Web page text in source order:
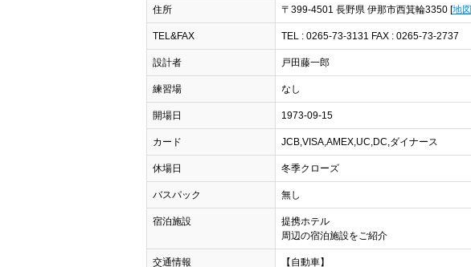
住所 〒399-4501 長野県 伊那市西箕輪3350 [地図
TEL&FAX TEL : 0265-73-3131 FAX : 0265-73-2737
設計者 戸田藤一郎
練習場 なし
開場日 1973-09-15
カード JCB,VISA,AMEX,UC,DC,ダイナース
休場日 冬季クローズ
バスパック 無し
宿泊施設
提携ホテル
周辺の宿泊施設をご紹介
交通情報
【自動車】